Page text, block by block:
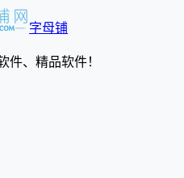
字母铺
件、精品软件！